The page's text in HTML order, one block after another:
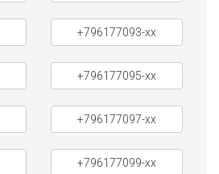
+796177093-xx
+796177095-xx
+796177097-xx
+796177099-xx